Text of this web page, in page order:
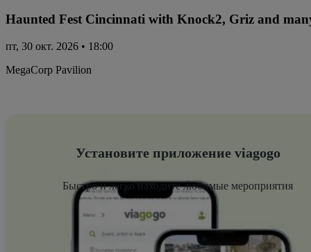
Haunted Fest Cincinnati with Knock2, Griz and
пт, 30 окт. 2026 • 18:00
MegaCorp Pavilion
Установите приложение viagogo
Быстро и легко находите любимые мероприятия